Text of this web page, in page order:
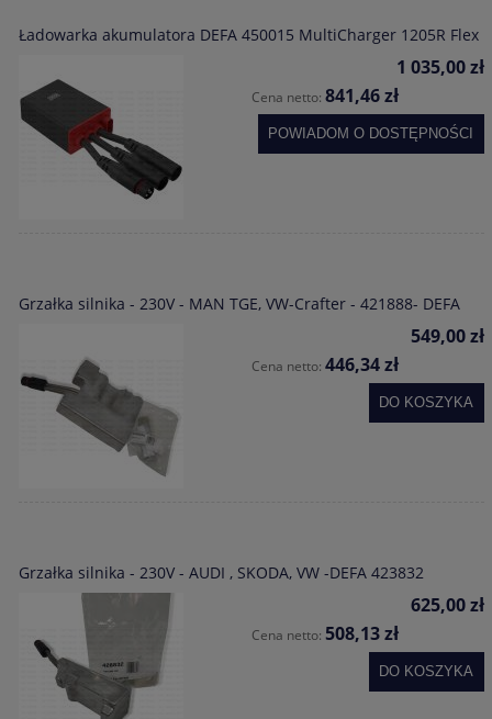
Ładowarka akumulatora DEFA 450015 MultiCharger 1205R Flex
1 035,00 zł
Cena netto: 841,46 zł
POWIADOM O DOSTĘPNOŚCI
Grzałka silnika - 230V - MAN TGE, VW-Crafter - 421888- DEFA
549,00 zł
Cena netto: 446,34 zł
DO KOSZYKA
Grzałka silnika - 230V - AUDI , SKODA, VW -DEFA 423832
625,00 zł
Cena netto: 508,13 zł
DO KOSZYKA